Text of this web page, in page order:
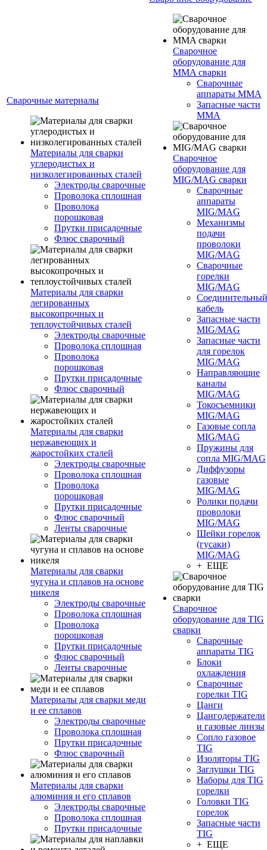
Сварочные материалы
Материалы для сварки
углеродистых и
низколегированных сталей
Электроды сварочные
Проволока сплошная
Проволока
порошковая
Прутки присадочные
Флюс сварочный
Материалы для сварки
легированных
высокопрочных и
теплоустойчивых сталей
Электроды сварочные
Проволока сплошная
Проволока
порошковая
Прутки присадочные
Флюс сварочный
Материалы для сварки
нержавеющих и
жаростойких сталей
Электроды сварочные
Проволока сплошная
Проволока
порошковая
Прутки присадочные
Флюс сварочный
Ленты сварочные
Материалы для сварки
чугуна и сплавов на основе
никеля
Электроды сварочные
Проволока сплошная
Проволока
порошковая
Прутки присадочные
Флюс сварочный
Ленты сварочные
Материалы для сварки меди
и ее сплавов
Электроды сварочные
Проволока сплошная
Прутки присадочные
Флюс сварочный
Материалы для сварки
алюминия и его сплавов
Электроды сварочные
Проволока сплошная
Прутки присадочные
Сварочное
оборудование для
MMA сварки
Сварочные
аппараты MMA
Запасные части
MMA
Сварочное
оборудование для
MIG/MAG сварки
Сварочные
аппараты
MIG/MAG
Механизмы
подачи
проволоки
MIG/MAG
Сварочные
горелки
MIG/MAG
Соединительный
кабель
Запасные части
MIG/MAG
Запасные части
для горелок
MIG/MAG
Направляющие
каналы
MIG/MAG
Токосъемники
MIG/MAG
Газовые сопла
MIG/MAG
Пружины для
сопла MIG/MAG
Диффузоры
газовые
MIG/MAG
Ролики подачи
проволоки
MIG/MAG
Шейки горелок
(гусаки)
MIG/MAG
+ ЕЩЕ
Сварочное
оборудование для TIG
сварки
Сварочные
аппараты TIG
Блоки
охлаждения
Сварочные
горелки TIG
Цанги
Цангодержатели
и газовые линзы
Сопло газовое
TIG
Изоляторы TIG
Заглушки TIG
Наборы для TIG
горелки
Головки TIG
горелок
Запасные части
TIG
+ ЕЩЕ